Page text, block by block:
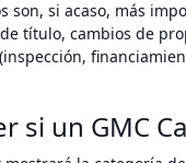
si acaso, más
título, cambios de
si un GMC